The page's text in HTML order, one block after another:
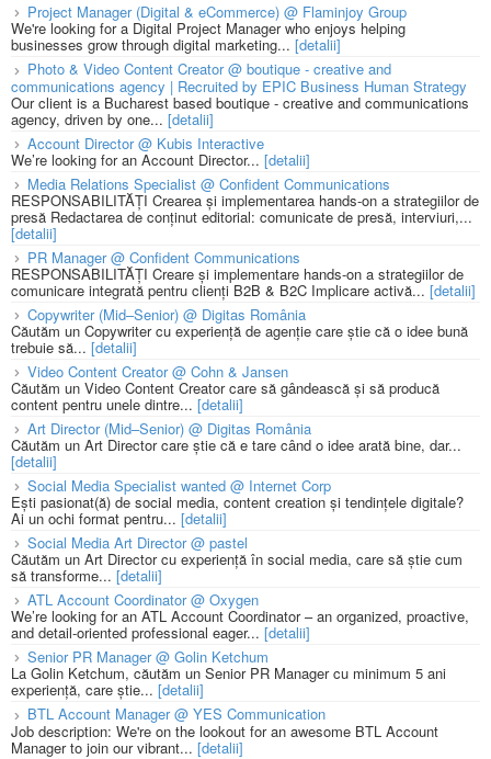
Project Manager (Digital & eCommerce) @ Flaminjoy Group
We're looking for a Digital Project Manager who enjoys helping
businesses grow through digital marketing... [detalii]
Photo & Video Content Creator @ boutique - creative and
communications agency | Recruited by EPIC Business Human Strategy
Our client is a Bucharest based boutique - creative and communications
agency, driven by one... [detalii]
Account Director @ Kubis Interactive
We’re looking for an Account Director... [detalii]
Media Relations Specialist @ Confident Communications
RESPONSABILITĂȚI Crearea și implementarea hands-on a strategiilor de
presă Redactarea de conținut editorial: comunicate de presă, interviuri,...
[detalii]
PR Manager @ Confident Communications
RESPONSABILITĂȚI Creare și implementare hands-on a strategiilor de
comunicare integrată pentru clienți B2B & B2C Implicare activă... [detalii]
Copywriter (Mid–Senior) @ Digitas România
Căutăm un Copywriter cu experiență de agenție care știe că o idee bună
trebuie să... [detalii]
Video Content Creator @ Cohn & Jansen
Căutăm un Video Content Creator care să gândească și să producă
content pentru unele dintre... [detalii]
Art Director (Mid–Senior) @ Digitas România
Căutăm un Art Director care știe că e tare când o idee arată bine, dar...
[detalii]
Social Media Specialist wanted @ Internet Corp
Ești pasionat(ă) de social media, content creation și tendințele digitale?
Ai un ochi format pentru... [detalii]
Social Media Art Director @ pastel
Căutăm un Art Director cu experiență în social media, care să știe cum
să transforme... [detalii]
ATL Account Coordinator @ Oxygen
We’re looking for an ATL Account Coordinator – an organized, proactive,
and detail-oriented professional eager... [detalii]
Senior PR Manager @ Golin Ketchum
La Golin Ketchum, căutăm un Senior PR Manager cu minimum 5 ani
experiență, care știe... [detalii]
BTL Account Manager @ YES Communication
Job description: We're on the lookout for an awesome BTL Account
Manager to join our vibrant... [detalii]